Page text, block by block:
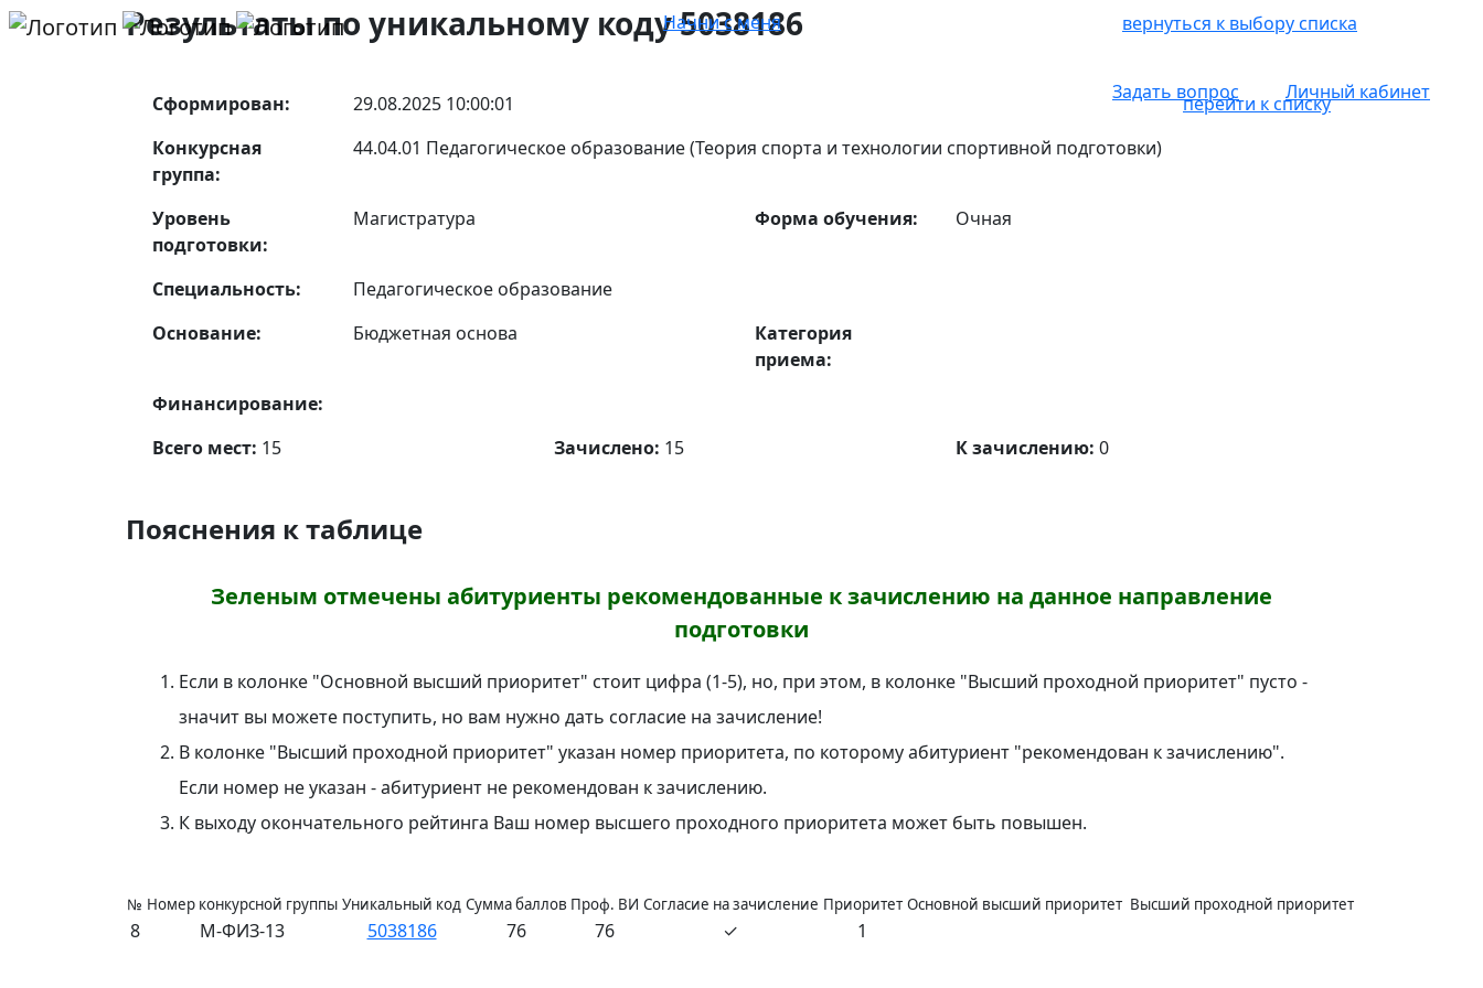
Начни с меня
Задать вопрос Личный кабинет
Результаты по уникальному коду 5038186 вернуться к выбору списка
Сформирован: 29.08.2025 10:00:01
перейти к списку
Конкурсная
группа:
44.04.01 Педагогическое образование (Теория спорта и технологии спортивной подготовки)
Уровень
подготовки:
Магистратура Форма обучения: Очная
Специальность:
Педагогическое образование
Основание:
Бюджетная основа
Категория
приема:
Финансирование:
Всего мест: 15 Зачислено: 15 К зачислению: 0
Пояснения к таблице
Зеленым отмечены абитуриенты рекомендованные к зачислению на данное направление
подготовки
Если в колонке "Основной высший приоритет" стоит цифра (1-5), но, при этом, в колонке "Высший проходной приоритет" пусто -
значит вы можете поступить, но вам нужно дать согласие на зачисление!
В колонке "Высший проходной приоритет" указан номер приоритета, по которому абитуриент "рекомендован к зачислению".
Если номер не указан - абитуриент не рекомендован к зачислению.
К выходу окончательного рейтинга Ваш номер высшего проходного приоритета может быть повышен.
№ Номер конкурсной группы Уникальный код Сумма баллов Проф. ВИ Согласие на зачисление Приоритет Основной высший приоритет Высший проходной приоритет
8 М-ФИЗ-13 5038186 76 76 ✓ 1